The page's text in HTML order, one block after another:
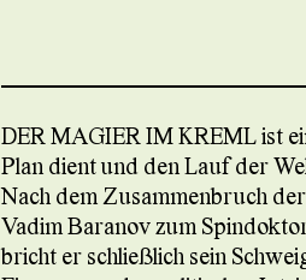
DER MAGIER IM KREML ist
Plan dient und den Lauf der
Nach dem Zusammenbruch
Vadim Baranov zum
bricht er schließlich sein